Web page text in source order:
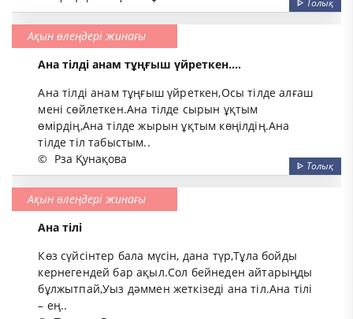
Ақын өлеңдері жинағы
Ана тілді анам тұңғыш үйреткен....
Ана тілді анам тұңғыш үйреткен,Осы тілде алғаш
мені сөйлеткен.Ана тілде сырын ұқтым
өмірдің,Ана тілде жырын ұқтым көңілдің.Ана
тілде тіл табыстым..
© Рза Қунақова ᐈ Толық
Ақын өлеңдері жинағы
Ана тілі
Көз сүйсінтер бала мүсін, дана түр,Тұла бойды
кернегендей бар ақыл.Сол бейнеден айтарыңды
бұлжытпай,Уыз дәммен жеткізеді ана тіл.Ана тілі
– ең..